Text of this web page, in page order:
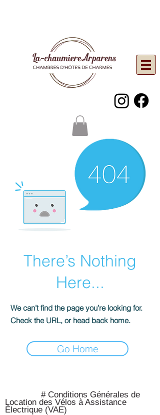
There’s Nothing
Here...
We can’t find the page you’re looking for.
Check the URL, or head back home.
Go Home
# Conditions Générales de
Location des Vélos à Assistance
Électrique (VAE)